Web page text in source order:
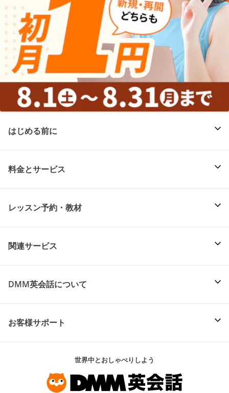
はじめる前に
料金とサービス
レッスン予約・教材
関連サービス
DMM英会話について
お客様サポート
世界中とおしゃべりしよう